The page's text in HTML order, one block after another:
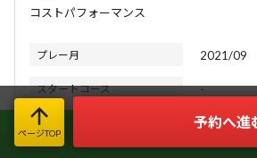
コストパフォーマンス
プレー月 2021/09
スタートコース -
おすすめ目的 アスリート
ページTOP
予約へ進
LINE限定お得情報＆簡単お問